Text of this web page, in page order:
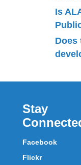
Is
Does
Stay
Facebook
Flickr